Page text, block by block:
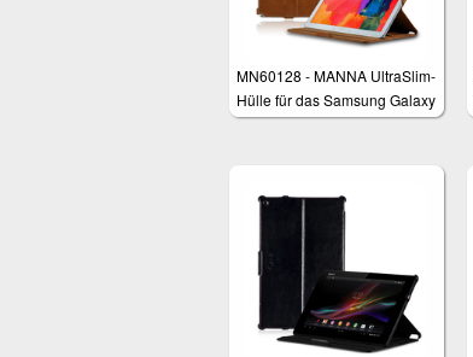
MN60128 - MANNA UltraSlim-
Hülle für das Samsung Galaxy
NotePRO und TabPRO 12.2